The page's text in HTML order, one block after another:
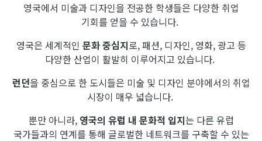
영국에서 미술과 디자인을 전공한 학생들은 다양한 취업
기회를 얻을 수 있습니다.
영국은 세계적인 문화 중심지로, 패션, 디자인, 영화, 광고 등
다양한 산업이 활발히 이루어지고 있습니다.
런던을 중심으로 한 도시들은 미술 및 디자인 분야에서의 취업
시장이 매우 넓습니다.
뿐만 아니라, 영국의 유럽 내 문화적 입지는 다른 유럽
국가들과의 연계를 통해 글로벌한 네트워크를 구축할 수 있는